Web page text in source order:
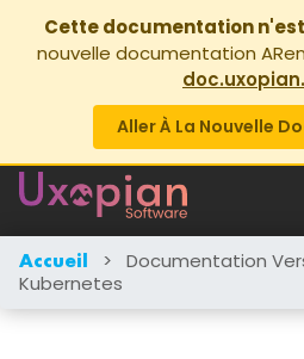
Cette documentation
nouvelle documentation
Aller À La Nouvelle
Accueil > Documentation
Kubernetes